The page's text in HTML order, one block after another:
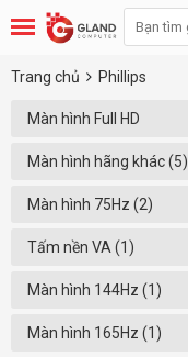
Trang chủ Phillips
Màn hình Full HD
(1920x1080) (5)
Màn hình hãng khác (5)
Màn hình 75Hz (2)
Tấm nền VA (1)
Màn hình 144Hz (1)
Màn hình 165Hz (1)